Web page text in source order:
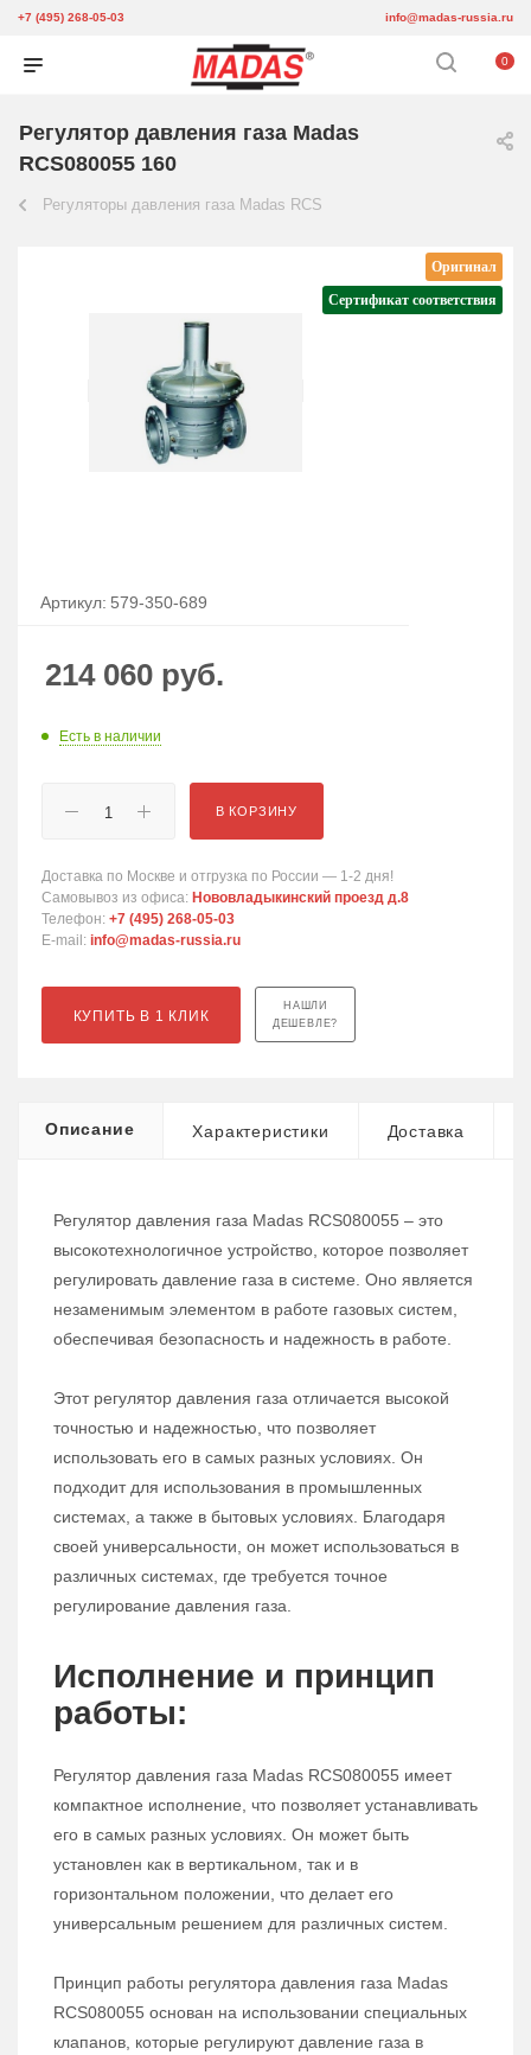
+7 (495) 268-05-03 info@madas-russia.ru
0
Регулятор давления газа Madas
RCS080055 160
Регуляторы давления газа Madas RCS
Оригинал
Сертификат соответствия
Артикул: 579-350-689
214 060 руб.
Есть в наличии
В КОРЗИНУ
Доставка по Москве и отгрузка по России — 1-2 дня!
Самовывоз из офиса: Нововладыкинский проезд д.8
Телефон: +7 (495) 268-05-03
E-mail: info@madas-russia.ru
КУПИТЬ В 1 КЛИК
НАШЛИ
ДЕШЕВЛЕ?
Описание Характеристики Доставка
Регулятор давления газа Madas RCS080055 – это
высокотехнологичное устройство, которое позволяет
регулировать давление газа в системе. Оно является
незаменимым элементом в работе газовых систем,
обеспечивая безопасность и надежность в работе.
Этот регулятор давления газа отличается высокой
точностью и надежностью, что позволяет
использовать его в самых разных условиях. Он
подходит для использования в промышленных
системах, а также в бытовых условиях. Благодаря
своей универсальности, он может использоваться в
различных системах, где требуется точное
регулирование давления газа.
Исполнение и принцип
работы:
Регулятор давления газа Madas RCS080055 имеет
компактное исполнение, что позволяет устанавливать
его в самых разных условиях. Он может быть
установлен как в вертикальном, так и в
горизонтальном положении, что делает его
универсальным решением для различных систем.
Принцип работы регулятора давления газа Madas
RCS080055 основан на использовании специальных
клапанов, которые регулируют давление газа в